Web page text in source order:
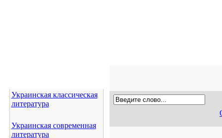
Украинская классическая
литература
Украинская современная
литература